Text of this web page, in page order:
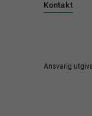
Kontakt
Ansvarig